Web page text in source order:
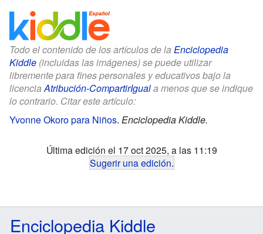
Todo el contenido de los artículos de la Enciclopedia
Kiddle (incluidas las imágenes) se puede utilizar
libremente para fines personales y educativos bajo la
licenciaAtribución-CompartirIguala menos que se indique
lo contrario. Citar este artículo:
Yvonne Okoro para Niños. Enciclopedia Kiddle.
Última edición el 17 oct 2025, a las 11:19
Sugerir una edición.
Enciclopedia Kiddle